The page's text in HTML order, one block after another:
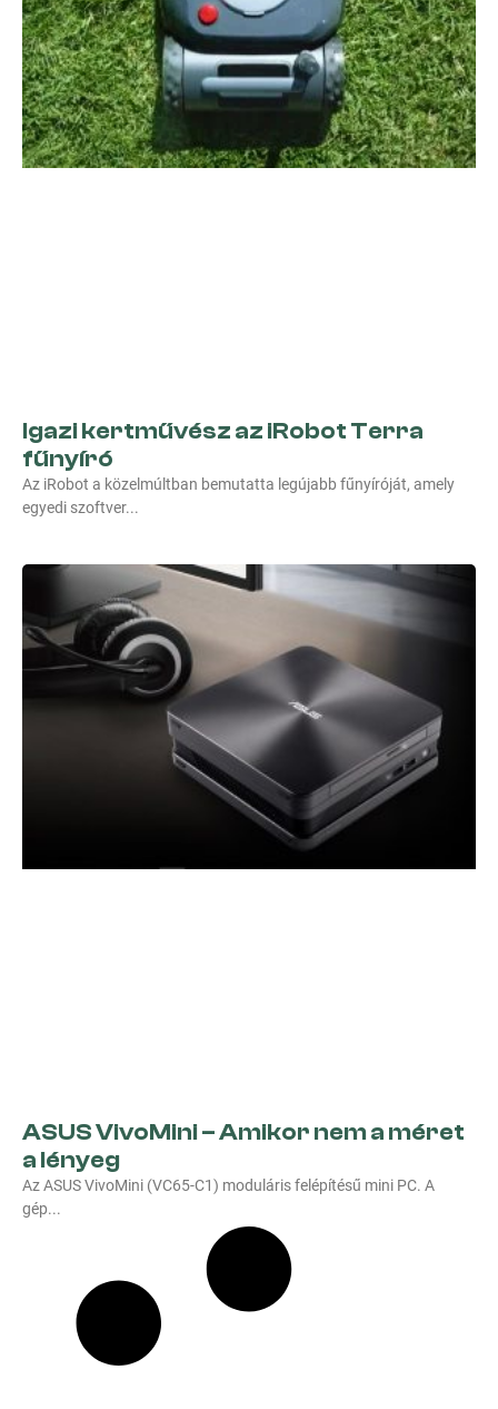
Igazi kertművész az iRobot Terra
fűnyíró
Az iRobot a közelmúltban bemutatta legújabb fűnyíróját, amely
egyedi szoftver
ASUS VivoMini – Amikor nem a méret
a lényeg
Az ASUS VivoMini (VC65-C1) moduláris felépítésű mini PC. A
gép